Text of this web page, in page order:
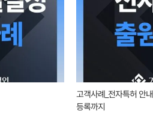
고객사례_전자특허 안
등록까지